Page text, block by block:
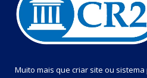
Muito mais que criar site ou